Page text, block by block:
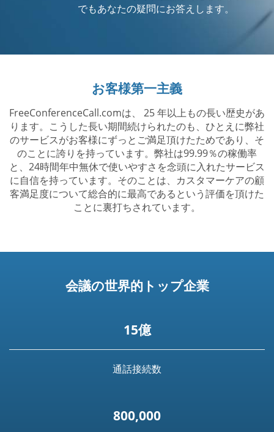
でもあなたの疑問にお答えします。
お客様第一主義
FreeConferenceCall.comは、 25 年以上もの長い歴史があ
ります。こうした長い期間続けられたのも、ひとえに弊社
のサービスがお客様にずっとご満足頂けたためであり、そ
のことに誇りを持っています。弊社は99.99％の稼働率
と、24時間年中無休で使いやすさを念頭に入れたサービス
に自信を持っています。そのことは、カスタマーケアの顧
客満足度について総合的に最高であるという評価を頂けた
ことに裏打ちされています。
会議の世界的トップ企業
15億
通話接続数
800,000